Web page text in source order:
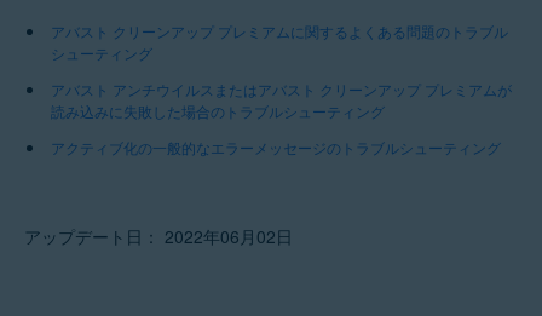
アバスト クリーンアップ プレミアムに関するよくある問題のトラブル
シューティング
アバスト アンチウイルスまたはアバスト クリーンアップ プレミアムが
読み込みに失敗した場合のトラブルシューティング
アクティブ化の一般的なエラーメッセージのトラブルシューティング
アップデート日： 2022年06月02日